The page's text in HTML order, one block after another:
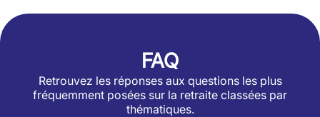
FAQ
Retrouvez les réponses aux questions les plus
fréquemment posées sur la retraite classées par
thématiques.